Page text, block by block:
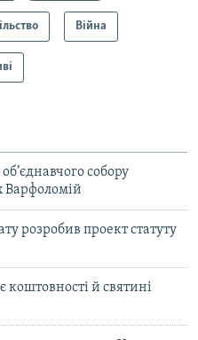
Війна
собору
Варфоломій
розробив проект статуту
й святині